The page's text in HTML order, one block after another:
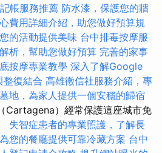
記帳服務推薦 防水漆，保護您的牆
費用詳細介紹，助您做好預算規
的活動提供美味 台中排毒按摩服
析，幫助您做好預算 完善的家事
按摩專業教學 深入了解Google
整復結合 高雄徵信社服務介紹，專
地，為家人提供一個安穩的歸宿
Cartagena）經常保護這座城市免
失智症患者的專業照護，了解長
您的餐廳提供可靠冷藏方案 台中